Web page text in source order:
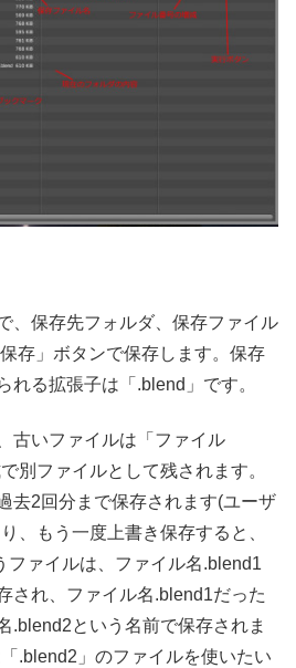
、保存先フォルダ、保存ファイル
存」ボタンで保存します。保存
れる拡張子は「.blend」です。
古いファイルは「ファイル
別ファイルとして残されます。
去2回分まで保存されます(ユーザ
、もう一度上書き保存すると、
ファイルは、ファイル名.blend1
され、ファイル名.blend1だった
.blend2という名前で保存されま
.blend2」のファイルを使いたい